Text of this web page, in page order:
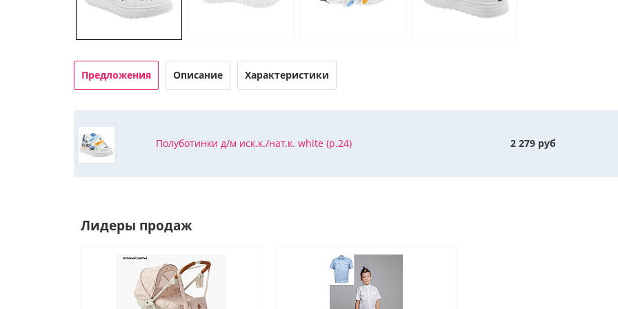
Предложения Описание Характеристики
Полуботинки д/м иск.к./нат.к. white (р.24) 2 279 руб
Лидеры продаж